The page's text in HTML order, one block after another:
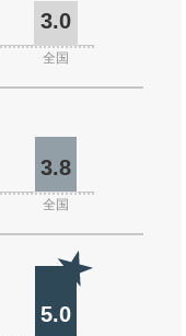
3.0
全国
3.8
全国
5.0